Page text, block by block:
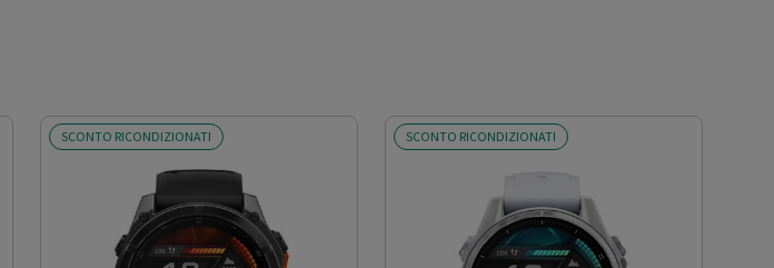
SCONTO RICONDIZIONATI SCONTO RICONDIZIONATI